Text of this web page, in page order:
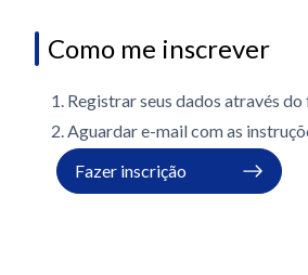
Como me inscrever
Registrar seus dados através
Aguardar e-mail com as
Fazer inscrição